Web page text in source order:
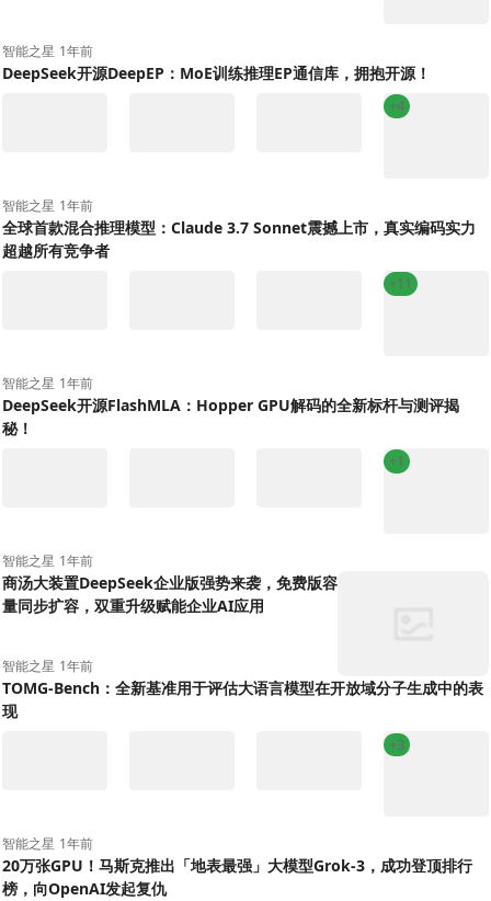
智能之星 1年前
DeepSeek开源DeepEP：MoE训练推理EP通信库，拥抱开源！
+4
智能之星 1年前
全球首款混合推理模型：Claude 3.7 Sonnet震撼上市，真实编码实力
超越所有竞争者
+11
智能之星 1年前
DeepSeek开源FlashMLA：Hopper GPU解码的全新标杆与测评揭
秘！
+1
智能之星 1年前
商汤大装置DeepSeek企业版强势来袭，免费版容
量同步扩容，双重升级赋能企业AI应用
智能之星 1年前
TOMG-Bench：全新基准用于评估大语言模型在开放域分子生成中的表
现
+3
智能之星 1年前
20万张GPU！马斯克推出「地表最强」大模型Grok-3，成功登顶排行
榜，向OpenAI发起复仇